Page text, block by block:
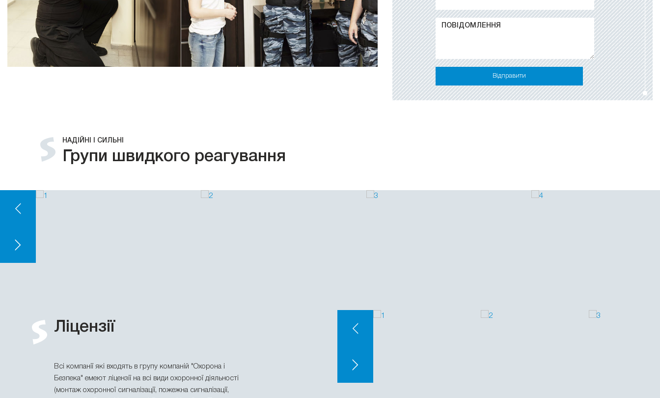
Відправити
НАДІЙНІ І СИЛЬНІ
Групи швидкого реагування
Ліцензії
Всі компанії які входять в групу компаній "Охорона і
Безпека" емеют ліцензії на всі види охоронної діяльності
(монтаж охоронної сигналізації, пожежна сигналізації,